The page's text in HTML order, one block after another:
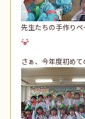
先生たちの手作り
さぁ、今年度初め